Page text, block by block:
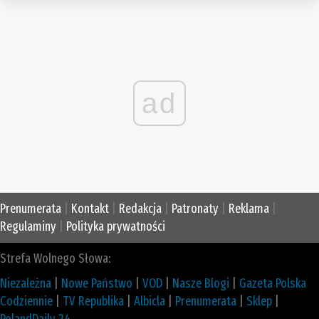
ad
Prenumerata Kontakt Redakcja Patronaty Reklama
Regulaminy
Polityka prywatności
Strefa Wolnego Słowa:
Niezależna
Nowe Państwo VOD Nasze Blogi
Gazeta Polska
Codziennie
TV Republika Albicla Prenumerata Sklep